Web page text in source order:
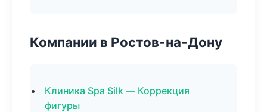
Компании в Ростов-на-Дону
Клиника Spa Silk — Коррекция
фигуры